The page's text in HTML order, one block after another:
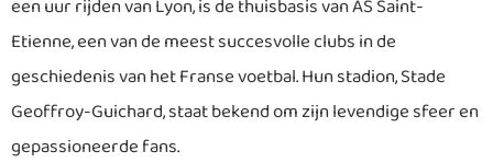
een uur rijden van Lyon, is de thuisbasis van AS Saint-
Etienne, een van de meest succesvolle clubs in de
geschiedenis van het Franse voetbal. Hun stadion, Stade
Geoffroy-Guichard, staat bekend om zijn levendige sfeer en
gepassioneerde fans.